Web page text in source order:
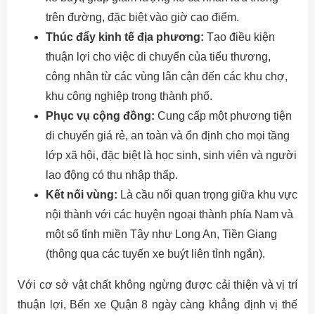
trên đường, đặc biệt vào giờ cao điểm.
Thúc đẩy kinh tế địa phương: Tạo điều kiện
thuận lợi cho việc di chuyển của tiểu thương,
công nhân từ các vùng lân cận đến các khu chợ,
khu công nghiệp trong thành phố.
Phục vụ cộng đồng: Cung cấp một phương tiện
di chuyển giá rẻ, an toàn và ổn định cho mọi tầng
lớp xã hội, đặc biệt là học sinh, sinh viên và người
lao động có thu nhập thấp.
Kết nối vùng: Là cầu nối quan trọng giữa khu vực
nội thành với các huyện ngoại thành phía Nam và
một số tỉnh miền Tây như Long An, Tiền Giang
(thông qua các tuyến xe buýt liên tỉnh ngắn).
Với cơ sở vật chất không ngừng được cải thiện và vị trí
thuận lợi, Bến xe Quận 8 ngày càng khẳng định vị thế